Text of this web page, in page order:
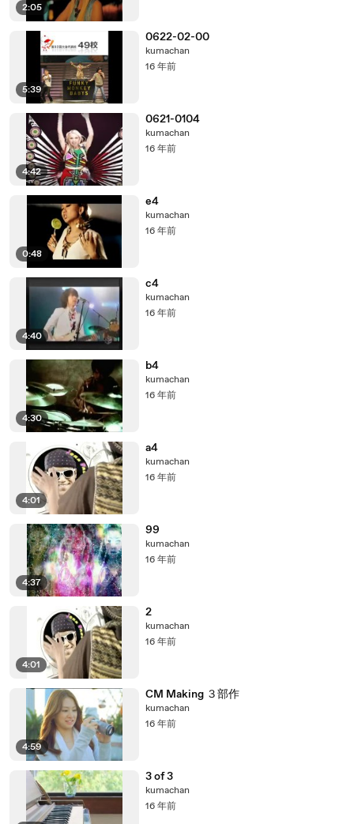
2:05
5:39
0622-02-00
kumachan
16 年前
4:42
0621-0104
kumachan
16 年前
0:48
e4
kumachan
16 年前
4:40
c4
kumachan
16 年前
4:30
b4
kumachan
16 年前
4:01
a4
kumachan
16 年前
4:37
99
kumachan
16 年前
4:01
2
kumachan
16 年前
4:59
CM Making ３部作
kumachan
16 年前
3 of 3
kumachan
16 年前